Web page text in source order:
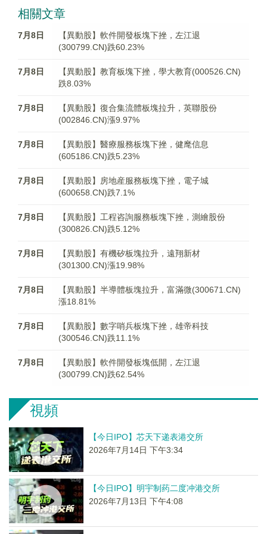
相關文章
7月8日
【異動股】軟件開發板塊下挫，左江退
(300799.CN)跌60.23%
7月8日
【異動股】教育板塊下挫，學大教育(000526.CN)
跌8.03%
7月8日
【異動股】復合集流體板塊拉升，英聯股份
(002846.CN)漲9.97%
7月8日
【異動股】醫療服務板塊下挫，健麾信息
(605186.CN)跌5.23%
7月8日
【異動股】房地産服務板塊下挫，電子城
(600658.CN)跌7.1%
7月8日
【異動股】工程咨詢服務板塊下挫，測繪股份
(300826.CN)跌5.12%
7月8日
【異動股】有機矽板塊拉升，遠翔新材
(301300.CN)漲19.98%
7月8日
【異動股】半導體板塊拉升，富滿微(300671.CN)
漲18.81%
7月8日
【異動股】數字哨兵板塊下挫，雄帝科技
(300546.CN)跌11.1%
7月8日
【異動股】軟件開發板塊低開，左江退
(300799.CN)跌62.54%
視頻
【今日IPO】芯天下递表港交所
2026年7月14日 下午3:34
【今日IPO】明宇制药二度冲港交所
2026年7月13日 下午4:08